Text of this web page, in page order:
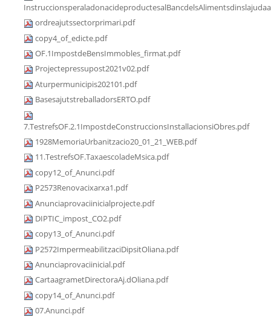
ordreajutssectorprimari.pdf
copy4_of_edicte.pdf
OF.1ImpostdeBensImmobles_firmat.pdf
Projectepressupost2021v02.pdf
Aturpermunicipis202101.pdf
BasesajutstreballadorsERTO.pdf
7.TestrefsOF.2.1ImpostdeConstruccionsInstallacionsiObres.pdf
1928MemoriaUrbanitzacio20_01_21_WEB.pdf
11.TestrefsOF.TaxaescoladeMsica.pdf
copy12_of_Anunci.pdf
P2573Renovacixarxa1.pdf
Anunciaprovaciinicialprojecte.pdf
DIPTIC_impost_CO2.pdf
copy13_of_Anunci.pdf
P2572ImpermeabilitzaciDipsitOliana.pdf
Anunciaprovaciinicial.pdf
CartaagrametDirectoraAj.dOliana.pdf
copy14_of_Anunci.pdf
07.Anunci.pdf